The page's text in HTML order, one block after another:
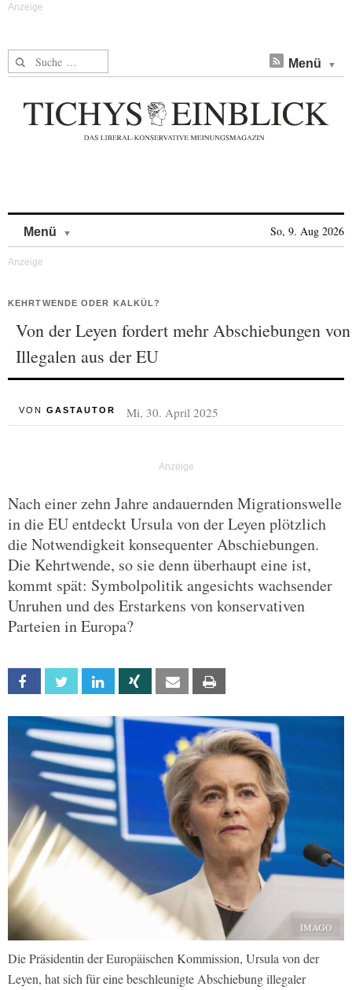
Suche nach: Menü
Menü So, 9. Aug 2026
KEHRTWENDE ODER KALKÜL?
Von der Leyen fordert mehr Abschiebungen von
Illegalen aus der EU
VON GASTAUTOR Mi, 30. April 2025
Nach einer zehn Jahre andauernden Migrationswelle
in die EU entdeckt Ursula von der Leyen plötzlich
die Notwendigkeit konsequenter Abschiebungen.
Die Kehrtwende, so sie denn überhaupt eine ist,
kommt spät: Symbolpolitik angesichts wachsender
Unruhen und des Erstarkens von konservativen
Parteien in Europa?
Facebook Twitter Linkedin Xing Email
IMAGO
Die Präsidentin der Europäischen Kommission, Ursula von der
Leyen, hat sich für eine beschleunigte Abschiebung illegaler